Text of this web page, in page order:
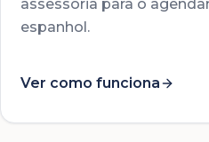
assessoria para o
espanhol.
Ver como funciona